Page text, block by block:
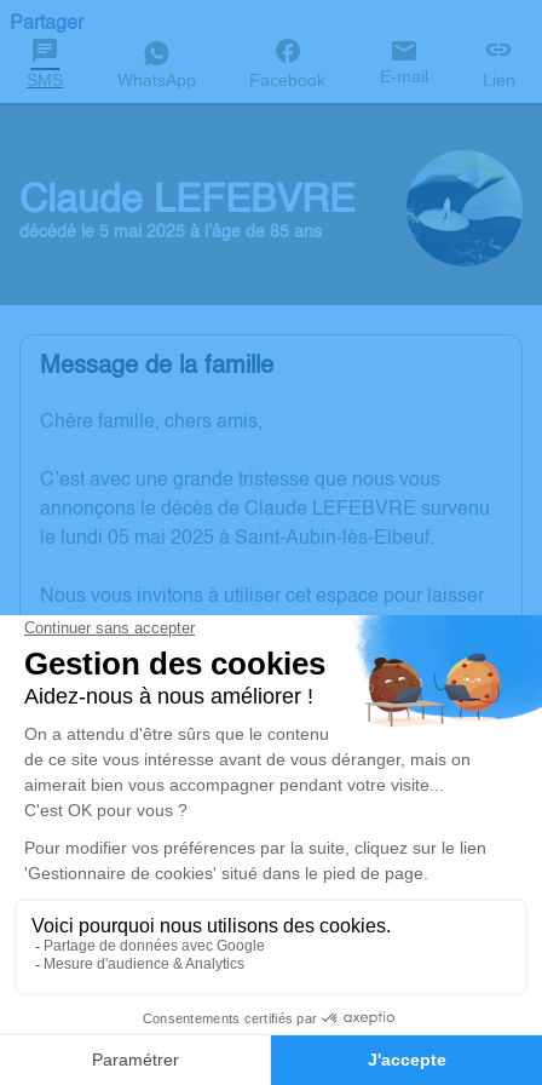
Faire-part Hommages
Partager
SMS WhatsApp Facebook E-mail Lien
Claude LEFEBVRE
décédé le 5 mai 2025 à l'âge de 85 ans
Message de la famille
Chère famille, chers amis,
C’est avec une grande tristesse que nous vous
annonçons le décès de Claude LEFEBVRE survenu
le lundi 05 mai 2025 à Saint-Aubin-lès-Elbeuf.
Nous vous invitons à utiliser cet espace pour laisser
vos condoléances, partager des photos souvenirs,
une anecdote ou exprimer vos pensées à travers des
poèmes ou des textes. Cet endroit est un lieu
d'expression dédié à honorer la mémoire de Claude
LEFEBVRE.
Un service de plantation d’arbre hommage est
disponible ici.
Je rends hommage
Inhumation
Cimetière de Bézancourt